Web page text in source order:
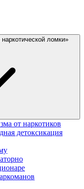
ломки»
от наркотиков
детоксикация